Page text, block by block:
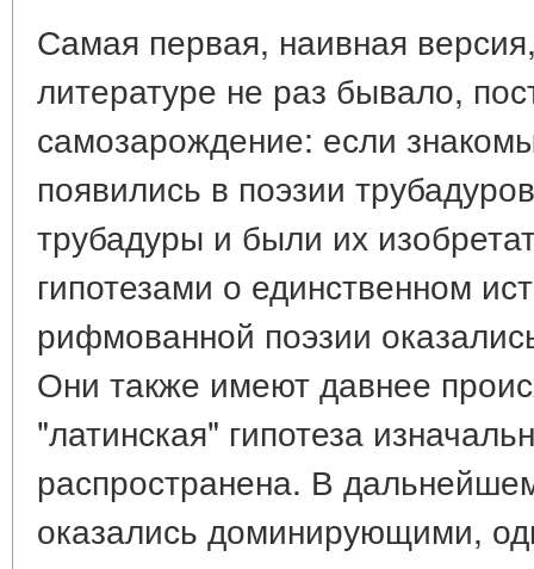
Самая первая, наивная
литературе не раз бывало,
самозарождение: если
появились в поэзии
трубадуры и были их
гипотезами о единственном
рифмованной поэзии
Они также имеют давнее
"латинская" гипотеза
распространена. В
оказались доминирующими,